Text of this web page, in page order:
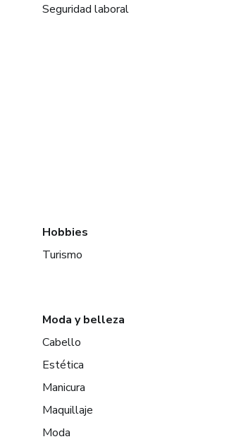
Seguridad laboral
Hobbies
Turismo
Moda y belleza
Cabello
Estética
Manicura
Maquillaje
Moda